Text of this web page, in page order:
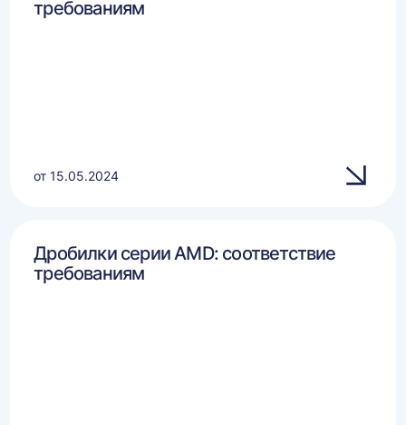
требованиям
от 15.05.2024
Дробилки серии AMD: соответствие
требованиям